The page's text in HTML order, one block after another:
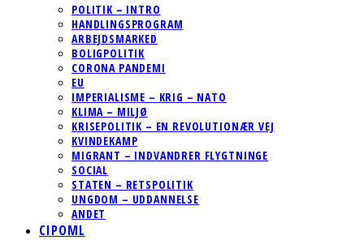
POLITIK – INTRO
HANDLINGSPROGRAM
ARBEJDSMARKED
BOLIGPOLITIK
CORONA PANDEMI
EU
IMPERIALISME – KRIG – NATO
KLIMA – MILJØ
KRISEPOLITIK – EN REVOLUTIONÆR VEJ
KVINDEKAMP
MIGRANT – INDVANDRER FLYGTNINGE
SOCIAL
STATEN – RETSPOLITIK
UNGDOM – UDDANNELSE
ANDET
CIPOML